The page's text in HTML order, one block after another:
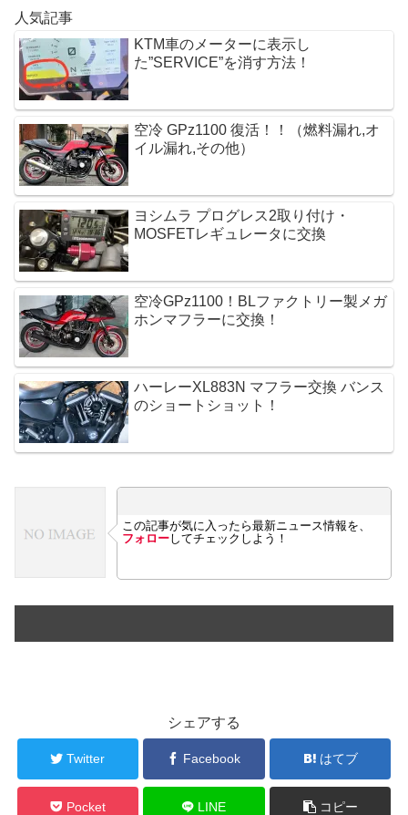
人気記事
KTM車のメーターに表示し
た”SERVICE”を消す方法！
空冷 GPz1100 復活！！（燃料漏れ,オ
イル漏れ,その他）
ヨシムラ プログレス2取り付け・
MOSFETレギュレータに交換 
空冷GPz1100！BLファクトリー製メガ
ホンマフラーに交換！
ハーレーXL883N マフラー交換 バンス
のショートショット！
この記事が気に入ったら最新ニュース情報を、
フォローしてチェックしよう！
シェアする
Twitter Facebook はてブ
Pocket LINE コピー